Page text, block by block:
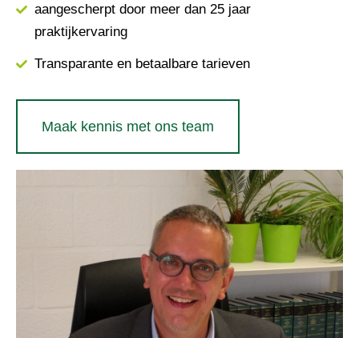
aangescherpt door meer dan 25 jaar
praktijkervaring
Transparante en betaalbare tarieven
Maak kennis met ons team